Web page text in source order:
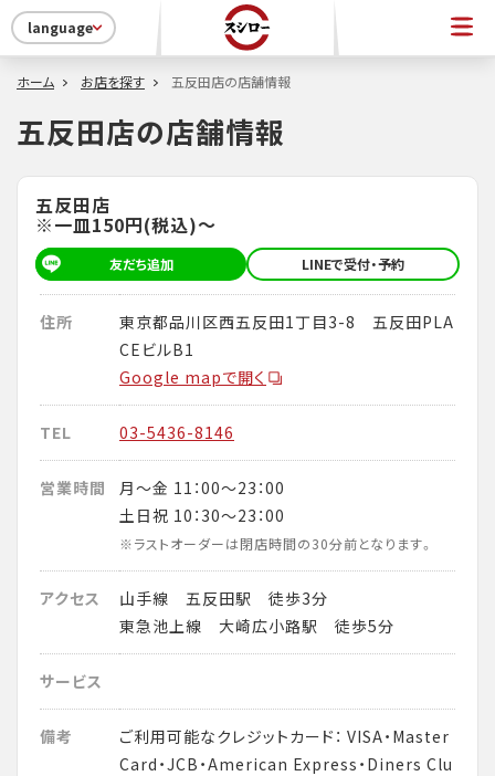
language
ホーム お店を探す 五反田店の店舗情報
五反田店の店舗情報
五反田店
※一皿150円(税込)～
友だち追加 LINEで受付・予約
住所
東京都品川区西五反田1丁目3-8 五反田PLA
CEビルB1
Google mapで開く
TEL 03-5436-8146
営業時間
月～金 11：00～23：00
土日祝 10：30～23：00
※ラストオーダーは閉店時間の30分前となります。
アクセス
山手線 五反田駅 徒歩3分
東急池上線 大崎広小路駅 徒歩5分
サービス
備考
ご利用可能なクレジットカード： VISA・Master
Card・JCB・American Express・Diners Clu